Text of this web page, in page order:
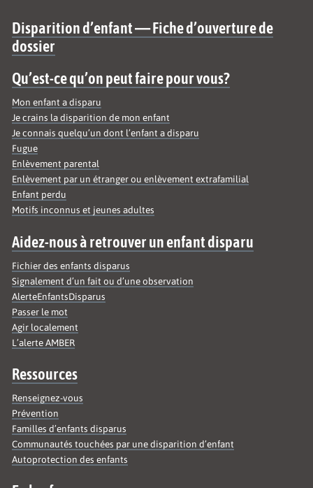
Site map
Disparition d’enfant — Fiche d’ouverture de
dossier
Qu’est-ce qu’on peut faire pour vous?
Mon enfant a disparu
Je crains la disparition de mon enfant
Je connais quelqu’un dont l’enfant a disparu
Fugue
Enlèvement parental
Enlèvement par un étranger ou enlèvement extrafamilial
Enfant perdu
Motifs inconnus et jeunes adultes
Aidez-nous à retrouver un enfant disparu
Fichier des enfants disparus
Signalement d’un fait ou d’une observation
AlerteEnfantsDisparus
Passer le mot
Agir localement
L’alerte AMBER
Ressources
Renseignez-vous
Prévention
Familles d’enfants disparus
Communautés touchées par une disparition d’enfant
Autoprotection des enfants